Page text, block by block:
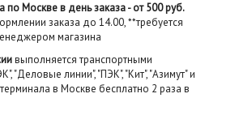
по Москве в день заказа - от 500 руб.
заказа до 14.00, **требуется
магазина
выполняется транспортными
"Деловые линии", "ПЭК", "Кит", "Азимут" и
в Москве бесплатно 2 раза в